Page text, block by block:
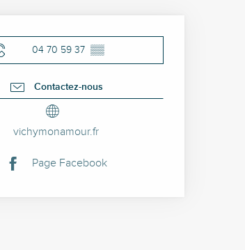
et
04 70 59 37 ▒▒
Contactez-nous
vichymonamour.fr
Page Facebook